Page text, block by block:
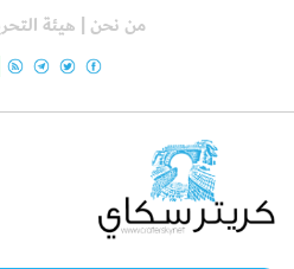
من نحن | هيئة